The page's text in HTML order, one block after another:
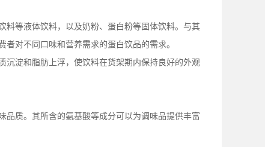
料等液体饮料，以及奶粉、蛋白粉等固体饮料。与其
对不同口味和营养需求的蛋白饮品的需求。
沉淀和脂肪上浮，使饮料在货架期内保持良好的外观
品质。其所含的氨基酸等成分可以为调味品提供丰富